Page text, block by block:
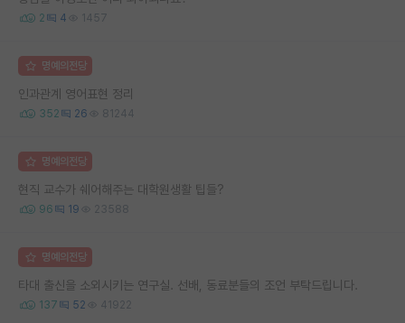
2 4 1457
명예의전당
인과관계 영어표현 정리
352 26 81244
명예의전당
현직 교수가 쉐어해주는 대학원생활 팁들?
96 19 23588
명예의전당
타대 출신을 소외시키는 연구실. 선배, 동료분들의 조언 부탁드립니다.
137 52 41922